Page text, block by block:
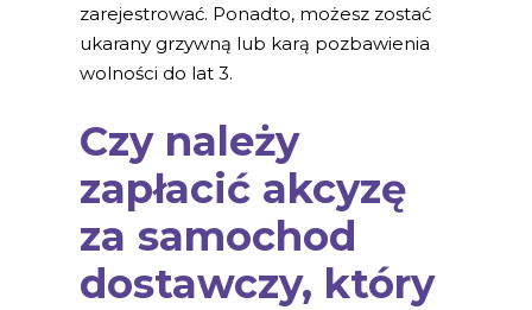
zarejestrować. Ponadto, możesz zostać
ukarany grzywną lub karą pozbawienia
wolności do lat 3.
Czy należy
zapłacić akcyzę
za samochod
dostawczy, który